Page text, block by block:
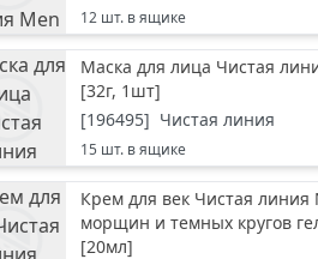
12 шт. в ящике
Маска для лица Чистая
[32г, 1шт]
[196495] Чистая линия
15 шт. в ящике
Крем для век Чистая
морщин и темных кругов
[20мл]